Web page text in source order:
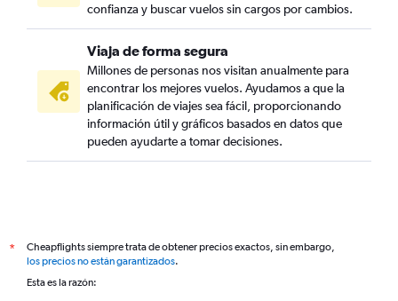
confianza y buscar vuelos sin cargos por cambios.
Viaja de forma segura
Millones de personas nos visitan anualmente para
encontrar los mejores vuelos. Ayudamos a que la
planificación de viajes sea fácil, proporcionando
información útil y gráficos basados en datos que
pueden ayudarte a tomar decisiones.
*
Cheapflights siempre trata de obtener precios exactos, sin embargo,
los precios no están garantizados.
Esta es la razón: